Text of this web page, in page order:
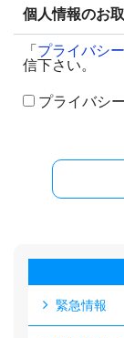
個人情報のお
「 プライバシ
信下さい。
プライバシ
緊急情報